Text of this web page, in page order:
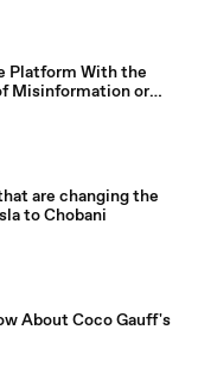
Platform With the
Misinformation or
All Social
are changing the
to Chobani
About Coco Gauff's